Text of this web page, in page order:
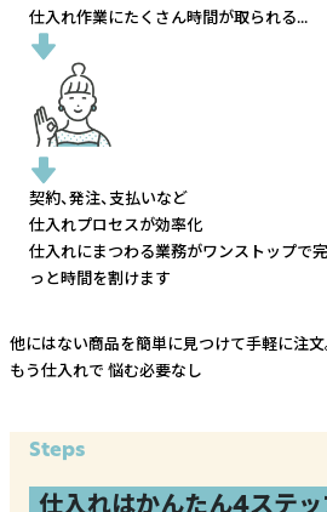
仕入れ作業にたくさん時間が取られる...
契約、発注、支払いなど
仕入れプロセスが効率化
仕入れにまつわる業務がワンストップで完
っと時間を割けます
他にはない商品を簡単に見つけて手軽に注文
もう仕入れで 悩む必要なし
Steps
仕入れはかんたん4ステ